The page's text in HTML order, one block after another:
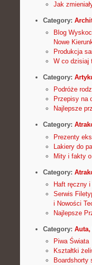
Jak
Category:
Blog
Nowe
Produkcja
W co dzisiaj
Category:
Podróże
Przepisy na
Najlepsze
Category:
Prezenty
Lakiery do
Mity i fakty
Category:
Haft ręczny
Serwis
i Nowości
Najlepsze
Category: Auta,
Piwa Świata
Kształtki
Boardshorty